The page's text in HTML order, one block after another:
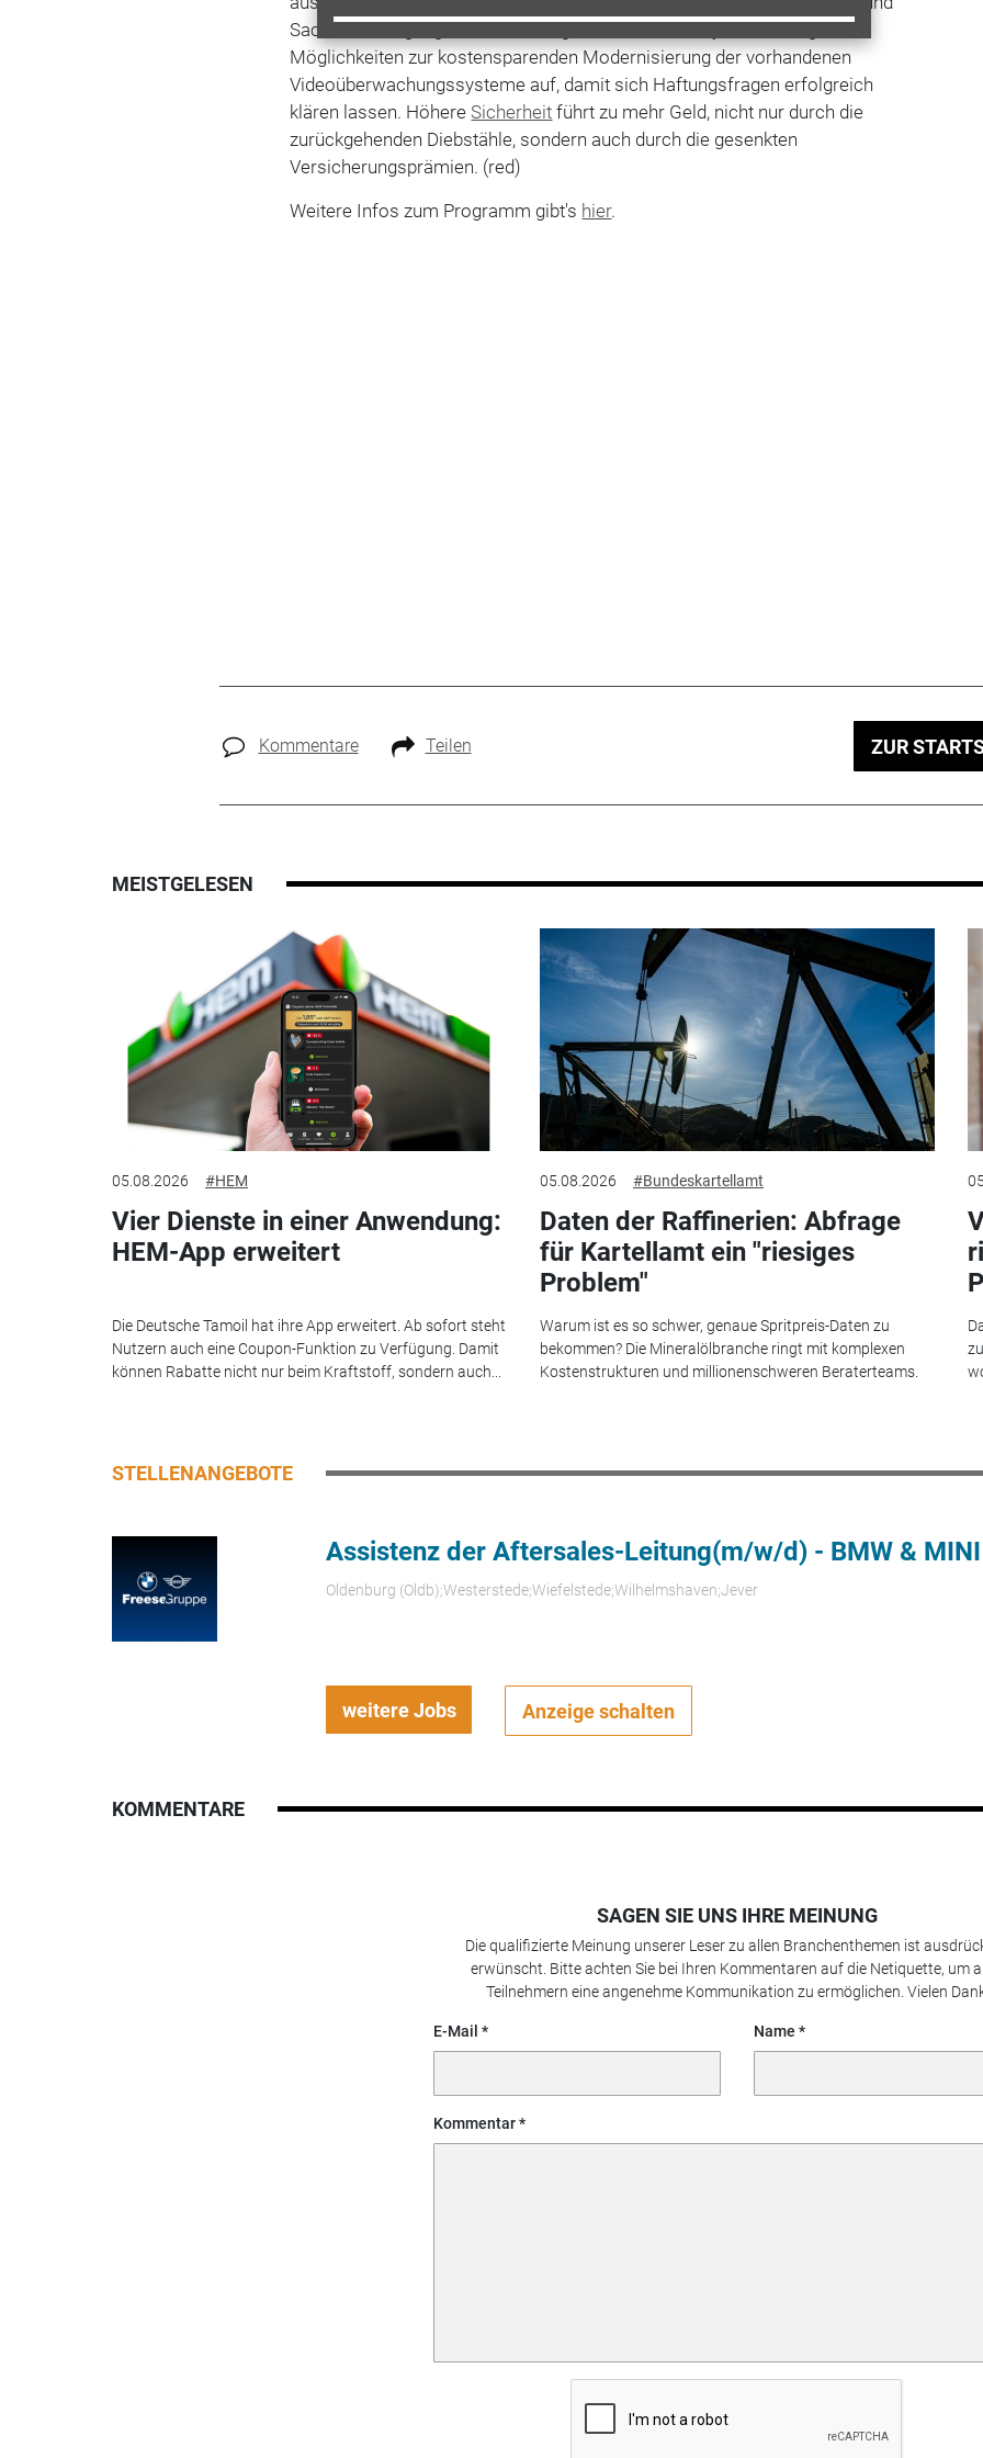
Sachbeschädigung. Bastian Döring von Abus Security-Center zeigt
Möglichkeiten zur kostensparenden Modernisierung der vorhandenen
Videoüberwachungssysteme auf, damit sich Haftungsfragen erfolgreich
klären lassen. Höhere Sicherheit führt zu mehr Geld, nicht nur durch die
zurückgehenden Diebstähle, sondern auch durch die gesenkten
Versicherungsprämien. (red)
Weitere Infos zum Programm gibt's hier.
Kommentare Teilen ZUR
MEISTGELESEN
05.08.2026 #HEM
Vier Dienste in einer Anwendung:
HEM-App erweitert
Die Deutsche Tamoil hat ihre App erweitert. Ab sofort steht
Nutzern auch eine Coupon-Funktion zu Verfügung. Damit
können Rabatte nicht nur beim Kraftstoff, sondern auch...
05.08.2026 #Bundeskartellamt
Daten der Raffinerien: Abfrage
für Kartellamt ein "riesiges
Problem"
Warum ist es so schwer, genaue Spritpreis-Daten zu
bekommen? Die Mineralölbranche ringt mit komplexen
Kostenstrukturen und millionenschweren Beraterteams.
STELLENANGEBOTE
Assistenz der Aftersales-Leitung(m/w/d) - BMW & MINI
Oldenburg (Oldb);Westerstede;Wiefelstede;Wilhelmshaven;Jever
weitere Jobs Anzeige schalten
KOMMENTARE
SAGEN SIE UNS IHRE MEINUNG
Die qualifizierte Meinung unserer Leser zu allen Branchenthemen ist
erwünscht. Bitte achten Sie bei Ihren Kommentaren auf die Netiquette, um
Teilnehmern eine angenehme Kommunikation zu ermöglichen. Vielen
E-Mail Name
Kommentar